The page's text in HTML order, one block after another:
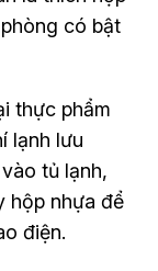
có bật
thực phẩm
lạnh lưu
tủ lạnh,
hộp nhựa để
điện.